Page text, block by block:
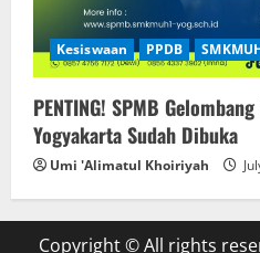
Kesiswaan PPDB
PENTING! SPMB
Yogyakarta Sudah Dibuka
Umi 'Alimatul Khoiriyah
Copyright © All rights